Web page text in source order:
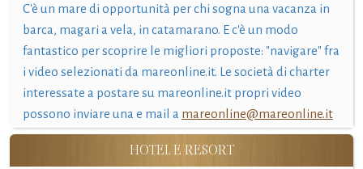
C'è un mare di opportunità per chi sogna una vacanza in
barca, magari a vela, in catamarano. E c'è un modo
fantastico per scoprire le migliori proposte: "navigare" fra
i video selezionati da mareonline.it. Le società di charter
interessate a postare su mareonline.it propri video
possono inviare una e mail a mareonline@mareonline.it
HOTEL E RESORT